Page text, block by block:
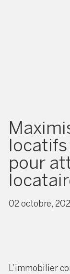
locatifs
pour
02 octobre,
L’immobilier